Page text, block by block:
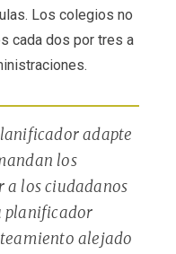
Los colegios no
cada dos por tres a
adapte
los
a los ciudadanos
planificador
alejado